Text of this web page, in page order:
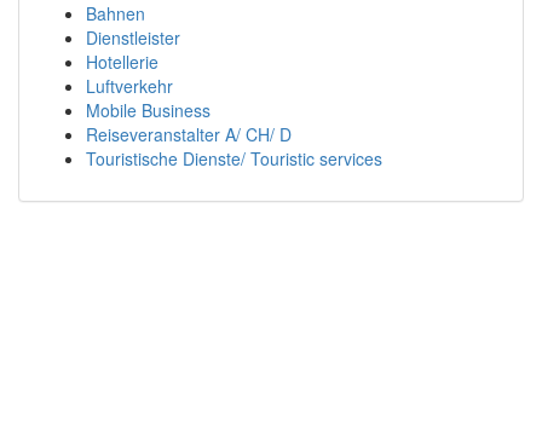
Bahnen
Dienstleister
Hotellerie
Luftverkehr
Mobile Business
Reiseveranstalter A/ CH/ D
Touristische Dienste/ Touristic services